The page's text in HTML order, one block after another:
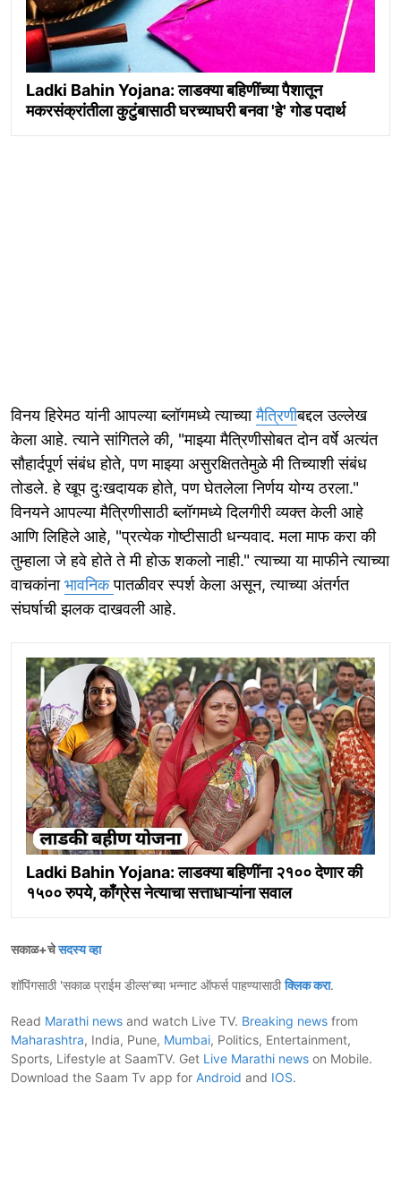
Ladki Bahin Yojana: लाडक्या बहिणींच्या पैशातून
मकरसंक्रांतीला कुटुंबासाठी घरच्याघरी बनवा 'हे' गोड पदार्थ
विनय हिरेमठ यांनी आपल्या ब्लॉगमध्ये त्याच्यामैत्रिणीबद्दल उल्लेख
केला आहे. त्याने सांगितले की, "माझ्या मैत्रिणीसोबत दोन वर्षे अत्यंत
सौहार्दपूर्ण संबंध होते, पण माझ्या असुरक्षिततेमुळे मी तिच्याशी संबंध
तोडले. हे खूप दुःखदायक होते, पण घेतलेला निर्णय योग्य ठरला."
विनयने आपल्या मैत्रिणीसाठी ब्लॉगमध्ये दिलगीरी व्यक्त केली आहे
आणि लिहिले आहे, "प्रत्येक गोष्टीसाठी धन्यवाद. मला माफ करा की
तुम्हाला जे हवे होते ते मी होऊ शकलो नाही." त्याच्या या माफीने त्याच्या
वाचकांनाभावनिकपातळीवर स्पर्श केला असून, त्याच्या अंतर्गत
संघर्षाची झलक दाखवली आहे.
Ladki Bahin Yojana: लाडक्या बहिणींना २१०० देणार की
१५०० रुपये, काँग्रेस नेत्याचा सत्ताधाऱ्यांना सवाल
सकाळ+चेसदस्य व्हा
शॉपिंगसाठी 'सकाळ प्राईम डील्स'च्या भन्नाट ऑफर्स पाहण्यासाठीक्लिक करा.
Read Marathi news and watch Live TV. Breaking news from
Maharashtra, India, Pune, Mumbai, Politics, Entertainment,
Sports, Lifestyle at SaamTV. Get Live Marathi news on Mobile.
Download the Saam Tv app for Android and IOS.